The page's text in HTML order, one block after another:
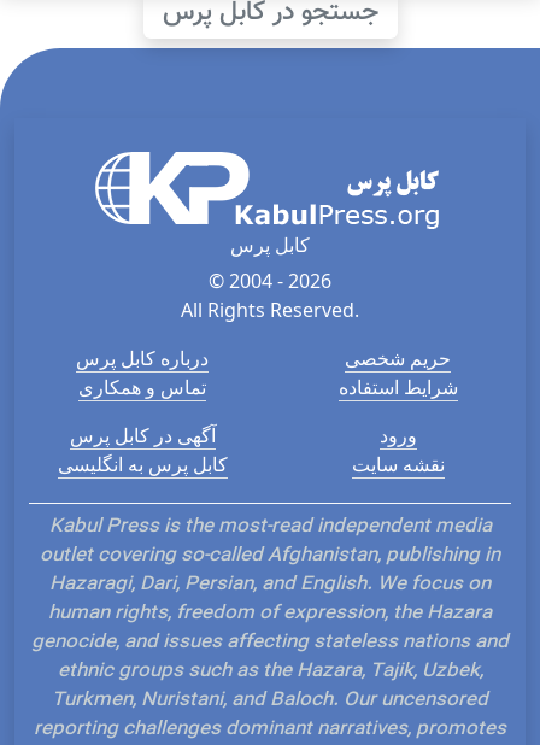
جستجو در کابل پرس
کابل پرس
© 2004 - 2026
All Rights Reserved.
درباره کابل پرس
تماس و همکاری
حریم شخصی
شرایط استفاده
آگهی در کابل پرس
کابل پرس به انگلیسی
ورود
نقشه سایت
Kabul Press is the most-read independent media
outlet covering so-called Afghanistan, publishing in
Hazaragi, Dari, Persian, and English. We focus on
human rights, freedom of expression, the Hazara
genocide, and issues affecting stateless nations and
ethnic groups such as the Hazara, Tajik, Uzbek,
Turkmen, Nuristani, and Baloch. Our uncensored
reporting challenges dominant narratives, promotes